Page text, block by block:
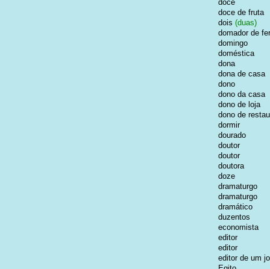
doce
doce de fruta
dois (duas)
domador de
domingo
doméstica
dona
dona de casa
dono
dono da casa
dono de loja
dono de
dormir
dourado
doutor
doutor
doutora
doze
dramaturgo
dramaturgo
dramático
duzentos
economista
editor
editor
editor de um